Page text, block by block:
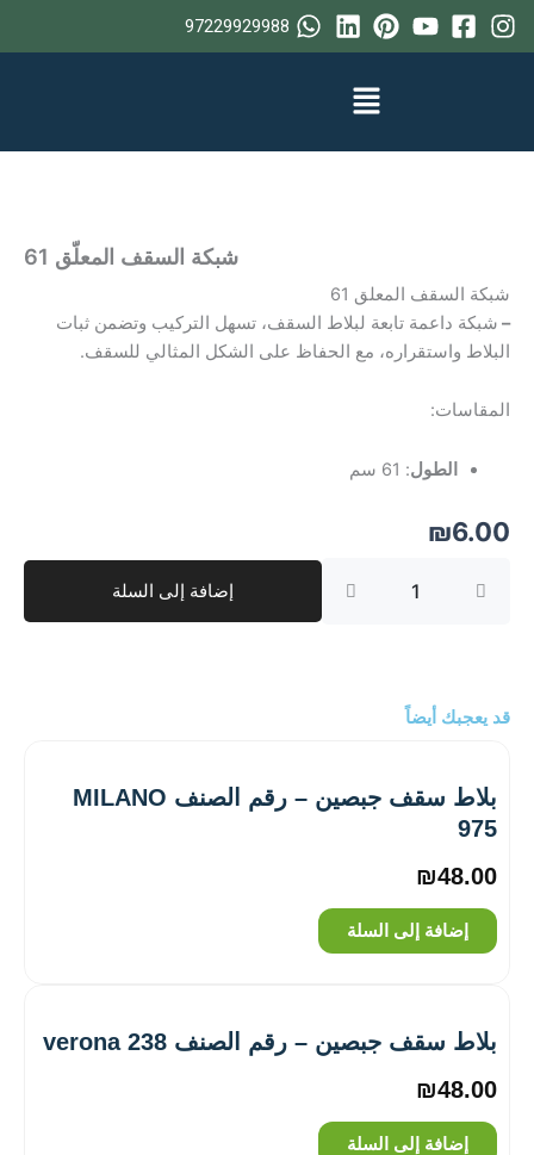
تخطي
إلى
97229929988
شبكة السقف المعلّق 61
شبكة السقف المعلق 61
– شبكة داعمة تابعة لبلاط السقف، تسهل التركيب وتضمن ثبات
البلاط واستقراره، مع الحفاظ على الشكل المثالي للسقف.
المقاسات:
الطول: 61 سم
₪6.00
شبكة
إضافة إلى السلة
قد يعجبك أيضاً
بلاط سقف جبصين – رقم الصنف MILANO
975
₪48.00
إضافة إلى السلة
بلاط سقف جبصين – رقم الصنف verona 238
₪48.00
إضافة إلى السلة